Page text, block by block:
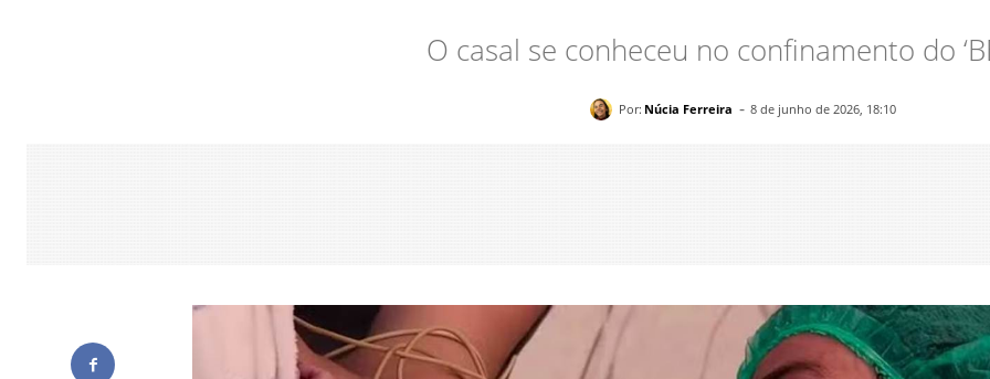
O casal se conheceu no confinamento do
Por: Núcia Ferreira - 8 de junho de 2026, 18:10